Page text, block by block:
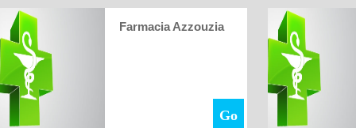
Farmacia Azzouzia
Go